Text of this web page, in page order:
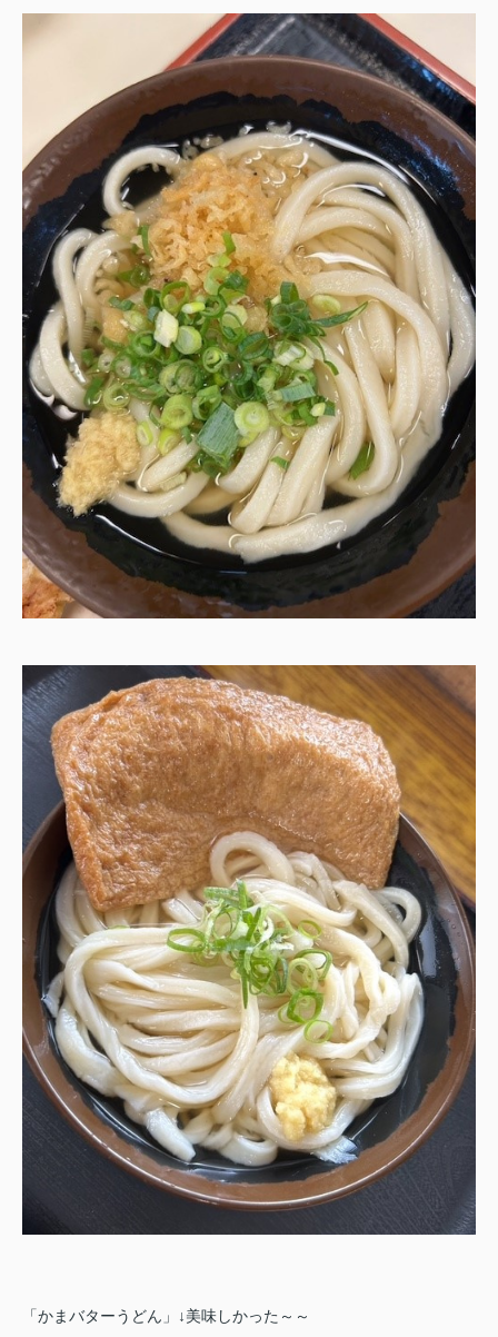
「かまバターうどん」↓美味しかった～～